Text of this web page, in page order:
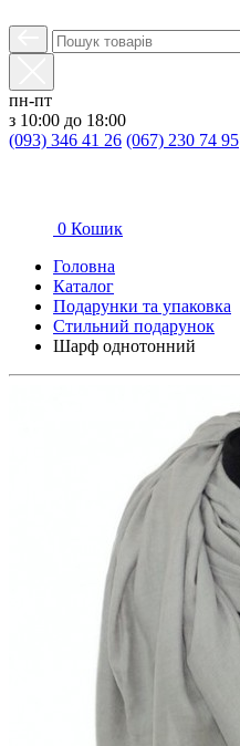
пн-пт
з 10:00 до 18:00
(093) 346 41 26 (067) 230 74 95
0 Кошик
Головна
Каталог
Подарунки та упаковка
Стильний подарунок
Шарф однотонний